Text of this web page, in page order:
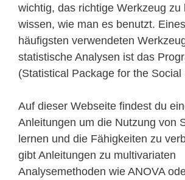
wichtig, das richtige Werkzeug zu
wissen, wie man es benutzt.
häufigsten verwendeten
statistische Analysen ist das
(Statistical Package for the Social
Auf dieser Webseite findest du
Anleitungen um die Nutzung von
lernen und die Fähigkeiten zu
gibt Anleitungen zu multivariaten
Analysemethoden wie ANOVA